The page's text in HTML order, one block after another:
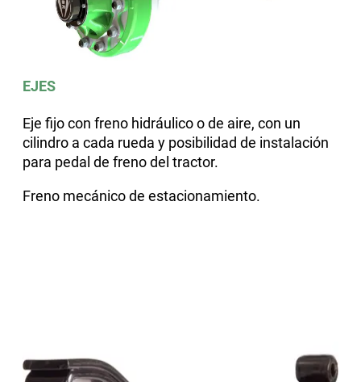
EJES
Eje fijo con freno hidráulico o de aire, con un
cilindro a cada rueda y posibilidad de instalación
para pedal de freno del tractor.
Freno mecánico de estacionamiento.